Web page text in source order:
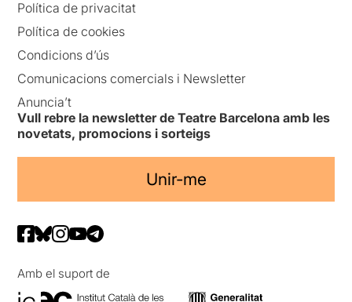
Política de privacitat
Política de cookies
Condicions d’ús
Comunicacions comercials i Newsletter
Anuncia’t
Vull rebre la newsletter de Teatre Barcelona amb les
novetats, promocions i sorteigs
Unir-me
Amb el suport de